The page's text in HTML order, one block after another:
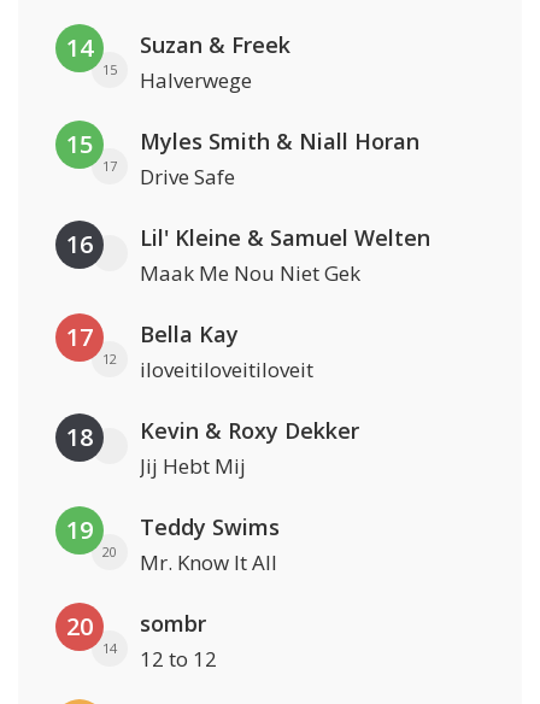
14
15
Suzan & Freek
Halverwege
15
17
Myles Smith & Niall Horan
Drive Safe
16 Lil' Kleine & Samuel Welten
Maak Me Nou Niet Gek
17
12
Bella Kay
iloveitiloveitiloveit
18 Kevin & Roxy Dekker
Jij Hebt Mij
19
20
Teddy Swims
Mr. Know It All
20
14
sombr
12 to 12